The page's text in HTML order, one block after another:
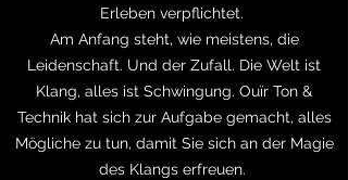
Erleben verpflichtet.
Am Anfang steht, wie meistens, die
Leidenschaft. Und der Zufall. Die Welt ist
Klang, alles ist Schwingung. Ouïr Ton &
Technik hat sich zur Aufgabe gemacht, alles
Mögliche zu tun, damit Sie sich an der Magie
des Klangs erfreuen.